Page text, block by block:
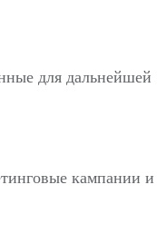
для дальнейшей
кампании и